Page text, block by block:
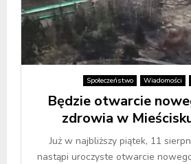
Społeczeństwo Wiadomości
Będzie otwarcie
zdrowia w
Już w najbliższy piątek, 11
nastąpi uroczyste otwarcie